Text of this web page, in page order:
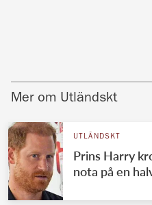
Mer om Utländskt
UTLÄNDSKT
Prins Harry
nota på en